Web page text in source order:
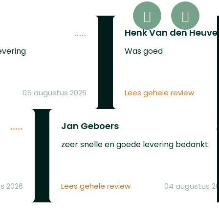
dat
6,35mm, standaard worden
er twee magazijnen
meegeleverd.Eigenschappen
Hatsan heeft een luchttank
heeft men ongeveer 70
schoten per vulling, in
kaliber 6,35mm kan men
ongeveer 60 schoten doen.
ongeveer op 30 schoten
ervoor dat u niet ongewild 2
luchtbukskogeltjes in de
05 augustus 2026
2026
Henk Van den
Was goed
Lees gehele review
Jan Geboers
zeer snelle en goede levering bedankt
Lees gehele review 04 augustus